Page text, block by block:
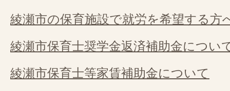
綾瀬市の保育施設で就労を希望する方
綾瀬市保育士奨学金返済補助金につい
綾瀬市保育士等家賃補助金について